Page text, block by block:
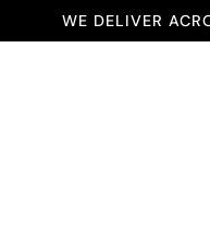
WE DELIVER